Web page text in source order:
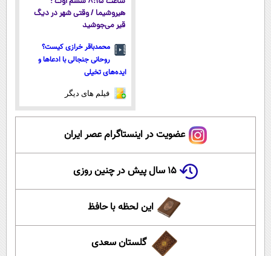
هیروشیما / وقتی شهر در دیگ
قیر می‌جوشید
محمدباقر خرازی کیست؟
روحانی جنجالی با ادعاها و
ایده‌های تخیلی
فیلم های دیگر
عضویت در اینستاگرام عصر ایران
۱۵ سال پیش در چنین روزی
این لحظه با حافظ
گلستان سعدی